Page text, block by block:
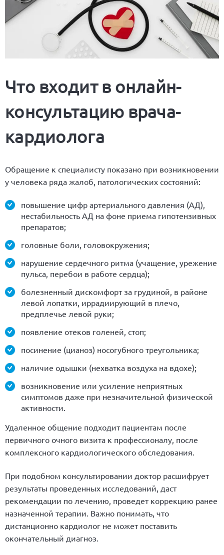
Что входит в онлайн-
консультацию врача-
кардиолога
Обращение к специалисту показано при возникновении
у человека ряда жалоб, патологических состояний:
повышение цифр артериального давления (АД),
нестабильность АД на фоне приема гипотензивных
препаратов;
головные боли, головокружения;
нарушение сердечного ритма (учащение, урежение
пульса, перебои в работе сердца);
болезненный дискомфорт за грудиной, в районе
левой лопатки, иррадиирующий в плечо,
предплечье левой руки;
появление отеков голеней, стоп;
посинение (цианоз) носогубного треугольника;
наличие одышки (нехватка воздуха на вдохе);
возникновение или усиление неприятных
симптомов даже при незначительной физической
активности.
Удаленное общение подходит пациентам после
первичного очного визита к профессионалу, после
комплексного кардиологического обследования.
При подобном консультировании доктор расшифрует
результаты проведенных исследований, даст
рекомендации по лечению, проведет коррекцию ранее
назначенной терапии. Важно понимать, что
дистанционно кардиолог не может поставить
окончательный диагноз.